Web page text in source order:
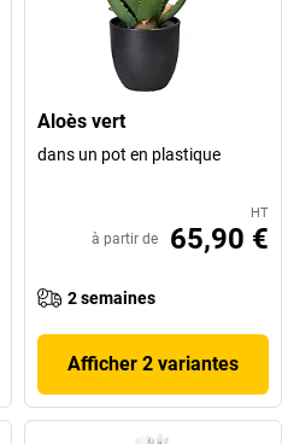
Aloès vert
dans un pot en plastique
HT
à partir de 65,90 €
2 semaines
Afficher 2 variantes